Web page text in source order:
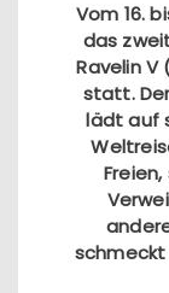
Vom 16.
das
Ravelin
statt.
lädt auf
schmeckt